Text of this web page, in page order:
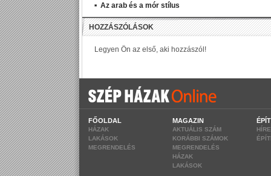
Az arab és a mór stílus
FŐOLDAL
HÁZAK
LAKÁSOK
MEGRENDELÉS
MAGAZIN
AKTUÁLIS SZÁM
KORÁBBI SZÁMOK
MEGRENDELÉS
HÁZAK
LAKÁSOK